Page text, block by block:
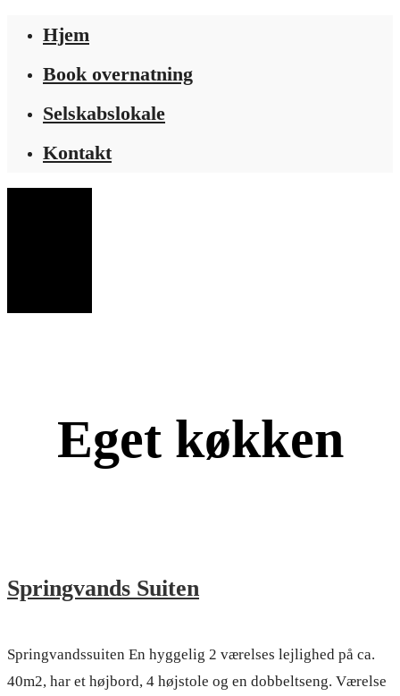
Hjem
Book overnatning
Selskabslokale
Kontakt
Eget køkken
Springvands Suiten
Springvandssuiten En hyggelig 2 værelses lejlighed på ca.
40m2, har et højbord, 4 højstole og en dobbeltseng. Værelse